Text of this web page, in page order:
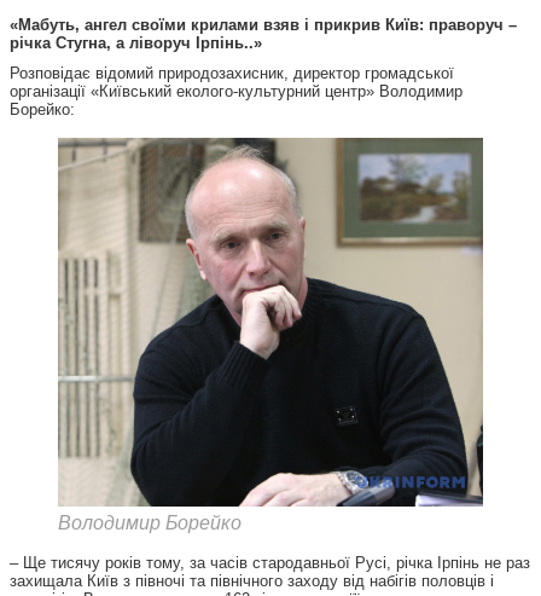
«Мабуть, ангел своїми крилами взяв і прикрив Київ: праворуч –
річка Стугна, а ліворуч Ірпінь..»
Розповідає відомий природозахисник, директор громадської
організації «Київський еколого-культурний центр» Володимир
Борейко:
Володимир Борейко
– Ще тисячу років тому, за часів стародавньої Русі, річка Ірпінь не раз
захищала Київ з півночі та північного заходу від набігів половців і